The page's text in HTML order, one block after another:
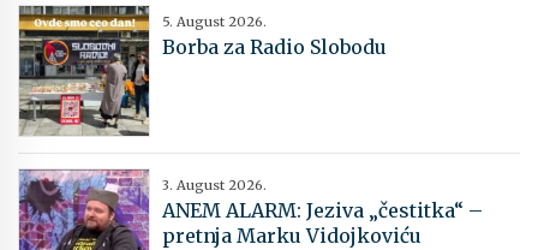
5. August 2026.
Borba za Radio Slobodu
3. August 2026.
ANEM ALARM: Jeziva „čestitka“ –
pretnja Marku Vidojkoviću